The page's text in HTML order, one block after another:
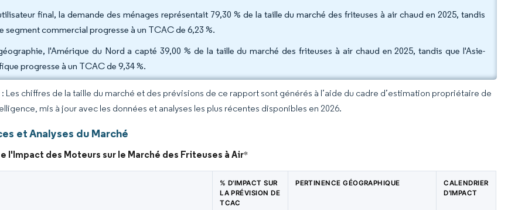
final, la demande des ménages représentait 79,30 % de la taille du marché des friteuses à air chaud en 2025, tandis
segment commercial progresse à un TCAC de 6,23 %.
l'Amérique du Nord a capté 39,00 % de la taille du marché des friteuses à air chaud en 2025, tandis que l'Asie-
progresse à un TCAC de 9,34 %.
Les chiffres de la taille du marché et des prévisions de ce rapport sont générés à l’aide du cadre d’estimation propriétaire de
mis à jour avec les données et analyses les plus récentes disponibles en 2026.
et Analyses du Marché
l'Impact des Moteurs sur le Marché des Friteuses à Air*
% D'IMPACT SUR
LA PRÉVISION DE
TCAC
PERTINENCE GÉOGRAPHIQUE
CALENDRIER
D'IMPACT